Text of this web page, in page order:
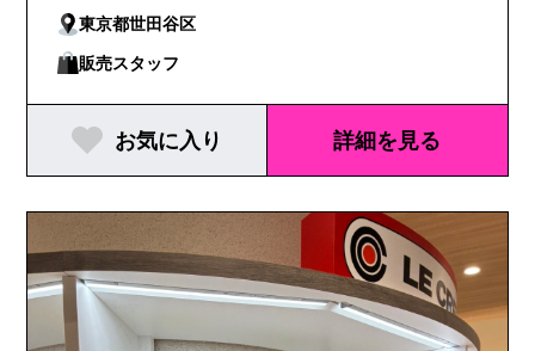
東京都世田谷区
販売スタッフ
お気に入り 詳細を見る